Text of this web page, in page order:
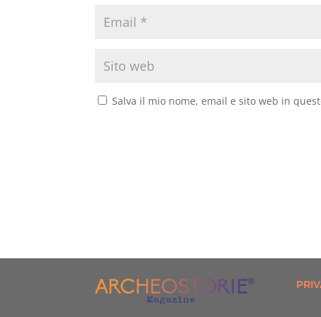
Salva il mio nome, email e sito web in